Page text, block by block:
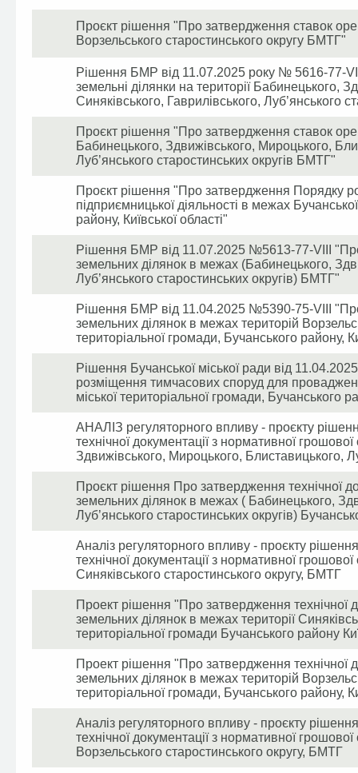
Проєкт рішення "Про затвердження ставок
Ворзельського старостинського округу БМТГ"
Рішення БМР від 11.07.2025 року № 5616-77-
земельні ділянки на території Бабинецького,
Синяківського, Гаврилівського, Луб’янського
Проєкт рішення "Про затвердження ставок
Бабинецького, Здвижівського, Мироцького,
Луб’янського старостинських округів БМТГ"
Проєкт рішення "Про затвердження Порядку
підприємницької діяльності в межах
району, Київської області"
Рішення БМР від 11.07.2025 №5613-77-VIII
земельних ділянок в межах (Бабинецького,
Луб’янського старостинських округів) БМТГ"
Рішення БМР від 11.04.2025 №5390-75-VIII
земельних ділянок в межах територій
територіальної громади, Бучанського району,
Рішення Бучанської міської ради від
розміщення тимчасових споруд для
міської територіальної громади, Бучанського
АНАЛІЗ регуляторного впливу - проєкту
технічної документації з нормативної
Здвижівського, Мироцького, Блиставицького,
Проєкт рішення Про затвердження технічної
земельних ділянок в межах ( Бабинецького,
Луб’янського старостинських округів)
Аналіз регуляторного впливу - проєкту
технічної документації з нормативної
Синяківського старостинського округу, БМТГ
Проект рішення "Про затвердження технічної
земельних ділянок в межах території
територіальної громади Бучанського району
Проект рішення "Про затвердження технічної
земельних ділянок в межах територій
територіальної громади, Бучанського району,
Аналіз регуляторного впливу - проєкту
технічної документації з нормативної
Ворзельського старостинського округу, БМТГ